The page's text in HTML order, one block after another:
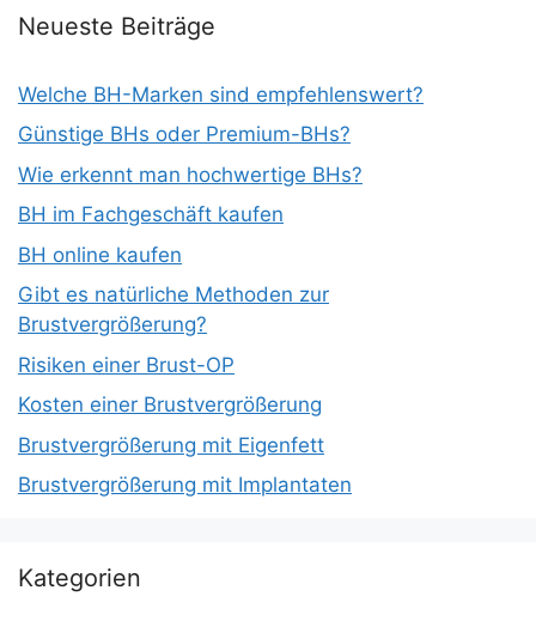
Neueste Beiträge
Welche BH-Marken sind empfehlenswert?
Günstige BHs oder Premium-BHs?
Wie erkennt man hochwertige BHs?
BH im Fachgeschäft kaufen
BH online kaufen
Gibt es natürliche Methoden zur
Brustvergrößerung?
Risiken einer Brust-OP
Kosten einer Brustvergrößerung
Brustvergrößerung mit Eigenfett
Brustvergrößerung mit Implantaten
Kategorien